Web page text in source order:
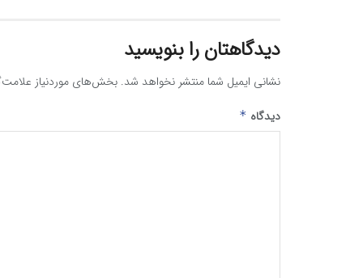
دیدگاهتان را بنویسید
نشانی ایمیل شما منتشر نخواهد شد. بخش‌های موردنیاز
دیدگاه *